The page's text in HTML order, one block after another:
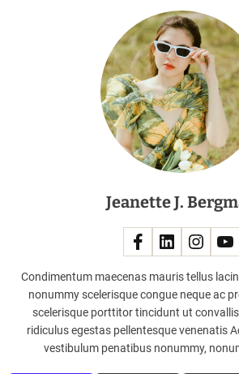
Jeanette J.
Condimentum maecenas mauris tellus
nonummy scelerisque congue neque ac
scelerisque porttitor tincidunt ut
ridiculus egestas pellentesque venenatis
vestibulum penatibus nonummy,